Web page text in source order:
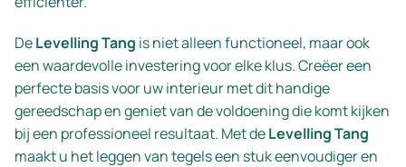
DeLevelling Tang is niet alleen functioneel, maar ook
een waardevolle investering voor elke klus. Creëer een
perfecte basis voor uw interieur met dit handige
gereedschap en geniet van de voldoening die komt kijken
bij een professioneel resultaat. Met deLevelling Tang
maakt u het leggen van tegels een stuk eenvoudiger en